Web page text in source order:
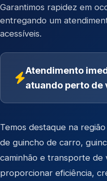
Garantimos rapidez em
entregando um
acessíveis.
Atendimento
atuando perto de
Temos destaque na
de guincho de carro,
caminhão e transporte de
proporcionar eficiência,